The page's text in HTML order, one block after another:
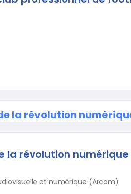
la révolution
la révolution numérique
et numérique (Arcom)